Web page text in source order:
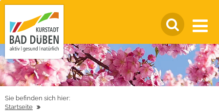
Sie befinden sich hier:
Startseite